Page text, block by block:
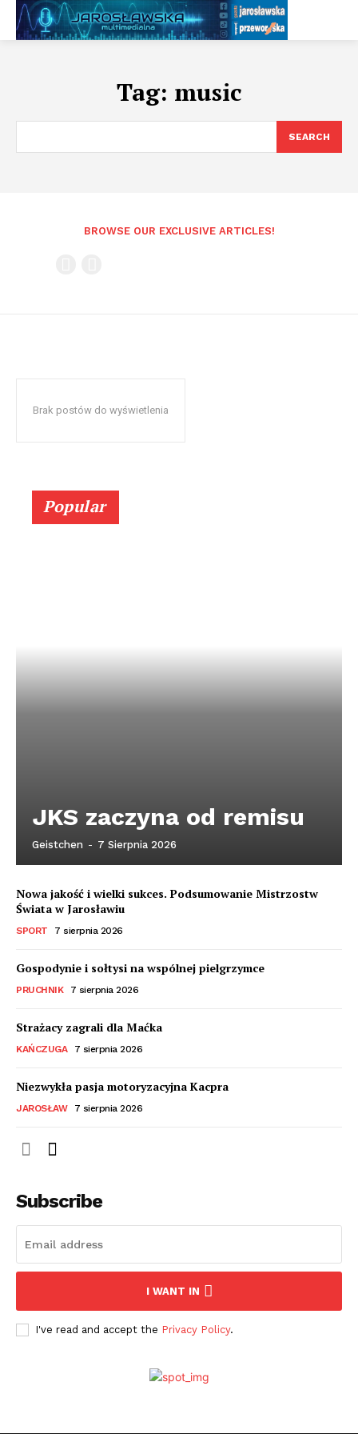
Tag: music
SEARCH
BROWSE OUR EXCLUSIVE ARTICLES!
Brak postów do wyświetlenia
Popular
JKS zaczyna od remisu
Geistchen - 7 Sierpnia 2026
Nowa jakość i wielki sukces. Podsumowanie Mistrzostw
Świata w Jarosławiu
SPORT 7 sierpnia 2026
Gospodynie i sołtysi na wspólnej pielgrzymce
PRUCHNIK 7 sierpnia 2026
Strażacy zagrali dla Maćka
KAŃCZUGA 7 sierpnia 2026
Niezwykła pasja motoryzacyjna Kacpra
JAROSŁAW 7 sierpnia 2026
Subscribe
I WANT IN
I've read and accept the Privacy Policy.